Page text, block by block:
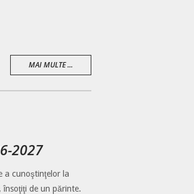
MAI MULTE ...
2027
a cunoştinţelor la
de un părinte.